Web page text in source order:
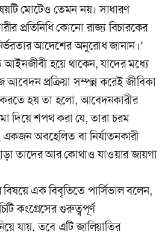
মোটেও তেমন নয়। সাধারণ
প্রতিনিধি কোনো রাজ্য বিচারকের
আদেশের অনুরোধ জানান।’
আইনজীবী হয়ে থাকেন, যাদের মধ্যে
প্রক্রিয়া সম্পন্ন করেই জীবিকা
করতে হয় তা হলো, আবেদনকারীর
দিয়ে শপথ করা যে, তারা চরম
একজন অবহেলিত বা নির্যাতনকারী
তাদের আর কোথাও যাওয়ার জায়গা
বিষয়ে এক বিবৃতিতে পার্সিভাল বলেন,
কংগ্রেসের গুরুত্বপূর্ণ
যায়, তবে এটি জালিয়াতির